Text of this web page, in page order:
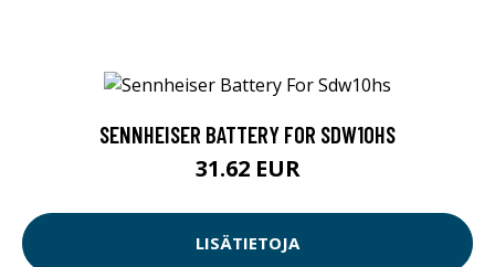
SENNHEISER BATTERY FOR SDW10HS
31.62 EUR
LISÄTIETOJA